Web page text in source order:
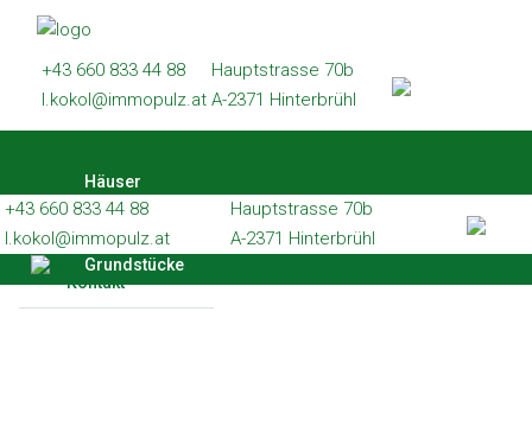
Häuser
Wohnungen
Gewerbe
Referenzen
Kontakt
+43 660 833 44 88
l.kokol@immopulz.at
Hauptstrasse 70b
A-2371 Hinterbrühl
Häuser
Grundstücke
+43 660 833 44 88
l.kokol@immopulz.at
Hauptstrasse 70b
A-2371 Hinterbrühl